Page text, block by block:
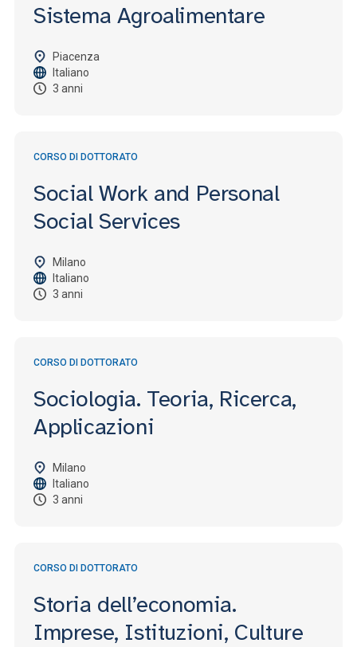
Sistema Agroalimentare
Piacenza
Italiano
3 anni
CORSO DI DOTTORATO
Social Work and Personal
Social Services
Milano
Italiano
3 anni
CORSO DI DOTTORATO
Sociologia. Teoria, Ricerca,
Applicazioni
Milano
Italiano
3 anni
CORSO DI DOTTORATO
Storia dell’economia.
Imprese, Istituzioni, Culture